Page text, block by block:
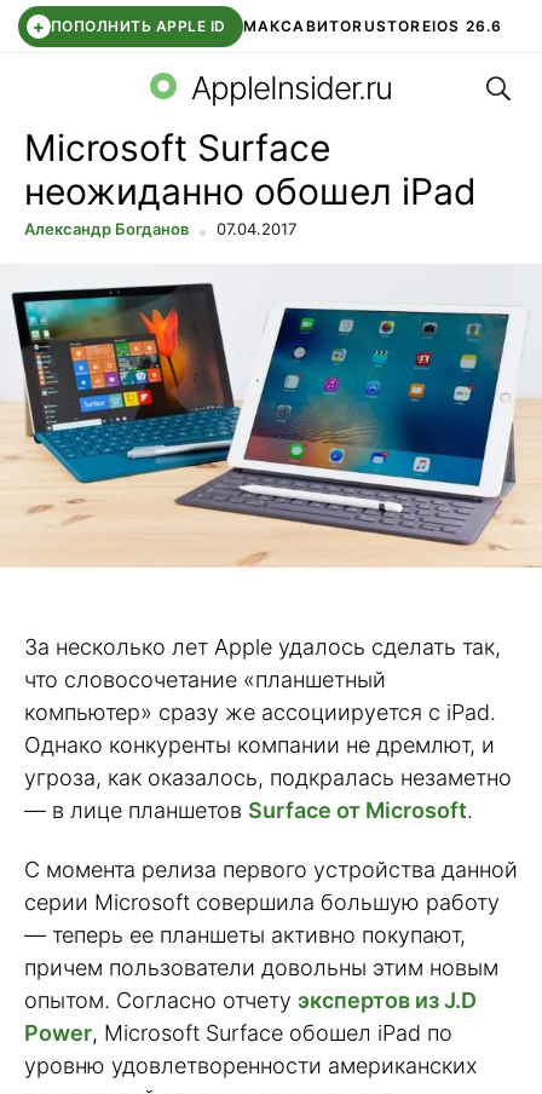
+ ПОПОЛНИТЬ APPLE ID МАКСАВИТОRUSTOREIOS 26.6
СБЕР КИДС ВТБ ОНЛАЙН ЧАТ В ROBLOX
AppleInsider.ru
Microsoft Surface
неожиданно обошел iPad
Александр Богданов 07.04.2017
За несколько лет Apple удалось сделать так,
что словосочетание «планшетный
компьютер» сразу же ассоциируется с iPad.
Однако конкуренты компании не дремлют, и
угроза, как оказалось, подкралась незаметно
— в лице планшетов Surface от Microsoft.
С момента релиза первого устройства данной
серии Microsoft совершила большую работу
— теперь ее планшеты активно покупают,
причем пользователи довольны этим новым
опытом. Согласно отчету экспертов из J.D
Power, Microsoft Surface обошел iPad по
уровню удовлетворенности американских